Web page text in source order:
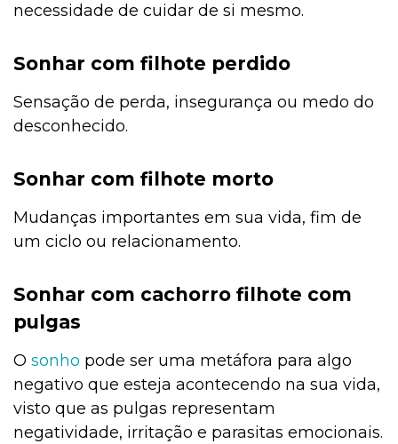
necessidade de cuidar de si mesmo.
Sonhar com filhote perdido
Sensação de perda, insegurança ou medo do
desconhecido.
Sonhar com filhote morto
Mudanças importantes em sua vida, fim de
um ciclo ou relacionamento.
Sonhar com cachorro filhote com
pulgas
O sonho pode ser uma metáfora para algo
negativo que esteja acontecendo na sua vida,
visto que as pulgas representam
negatividade, irritação e parasitas emocionais.